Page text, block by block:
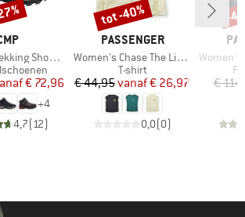
Waterproof
Prijs
Verlaagde prijs
€ 72,96
+4
4,7(12)
MERK
PASSENGER
Artikel
Women's Chase The Light Active T-Shirt
Productgroep
T-shirt
Prijs
€ 44,95 Verlaagde prijs
vanaf€ 26,97
0,0(0)
Korting
tot -40%
Artikel
Women's Maine 2.0
€
-